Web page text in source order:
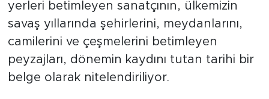
yerleri betimleyen sanatçının, ülkemizin
savaş yıllarında şehirlerini, meydanlarını,
camilerini ve çeşmelerini betimleyen
peyzajları, dönemin kaydını tutan tarihi bir
belge olarak nitelendiriliyor.